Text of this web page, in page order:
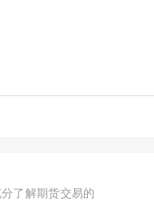
了解期货交易的